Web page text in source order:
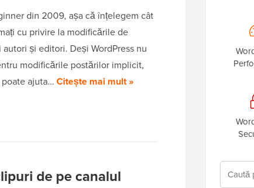
din 2009, așa că înțelegem cât
cu privire la modificările de
și editori. Deși WordPress nu
modificările postărilor implicit,
ajuta… Citește mai mult »
de pe canalul